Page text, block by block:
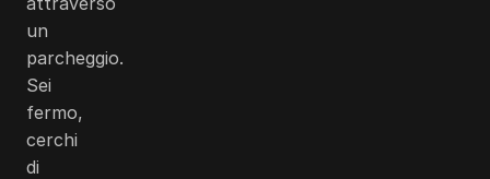
un
parcheggio.
Sei
fermo,
cerchi
di